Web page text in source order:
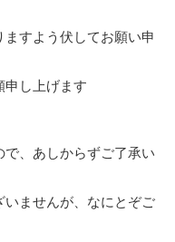
すよう伏してお願い申
申し上げます
、あしからずご了承い
いませんが、なにとぞご